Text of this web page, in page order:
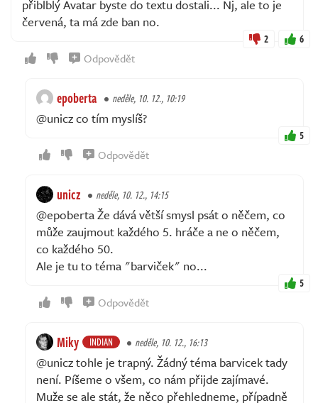
přiblblý Avatar byste do textu dostali... Nj, ale to je
červená, ta má zde ban no.
2 6
Odpovědět
epoberta neděle, 10. 12., 10:19
@unicz co tím myslíš?
5
Odpovědět
unicz neděle, 10. 12., 14:15
@epoberta Že dává větší smysl psát o něčem, co
může zaujmout každého 5. hráče a ne o něčem,
co každého 50.
Ale je tu to téma "barviček" no...
5
Odpovědět
Miky INDIAN neděle, 10. 12., 16:13
@unicz tohle je trapný. Žádný téma barvicek tady
není. Píšeme o všem, co nám přijde zajímavé.
Muže se ale stát, že něco přehledneme, případně